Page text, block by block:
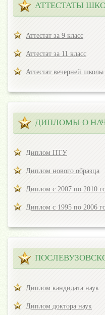
АТТЕСТАТЫ
Аттестат за 9 класс
Аттестат за 11 класс
Аттестат вечерней школы
ДИПЛОМЫ О
Диплом ПТУ
Диплом нового образца
Диплом с 2007 по 2010
Диплом с 1995 по 2006
Диплом кандидата наук
Диплом доктора наук